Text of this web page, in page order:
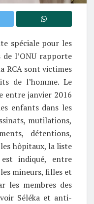
spéciale pour les
l’ONU rapporte
RCA sont victimes
de l’homme. Le
entre janvier 2016
enfants dans les
mutilations,
détentions,
hôpitaux, la liste
indiqué, entre
mineurs, filles et
les membres des
Séléka et anti-